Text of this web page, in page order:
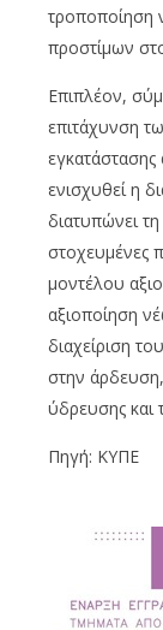
τροποποίηση
προστίμων
Επιπλέον,
επιτάχυνση
ενισχυθεί η
διατυπώνει
στοχευμένες
μοντέλου
αξιοποίηση
διαχείριση
στην
ύδρευσης και
Πηγή: ΚΥΠΕ